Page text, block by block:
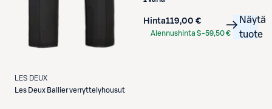
LES DEUX
Les Deux Ballier verryttelyhousut
Hinta119,00 €
Alennushinta S-59,50 €
Näytä
tuote